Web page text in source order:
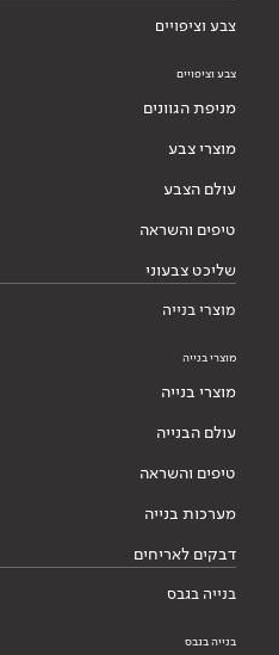
צבע וציפויים
צבע וציפויים
מניפת הגוונים
מוצרי צבע
עולם הצבע
טיפים והשראה
שליכט צבעוני
מוצרי בנייה
מוצרי בנייה
מוצרי בנייה
עולם הבנייה
טיפים והשראה
מערכות בנייה
דבקים לאריחים
בנייה בגבס
בנייה בגבס